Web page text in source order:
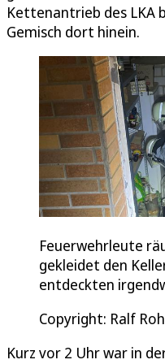
Kettenantrieb des LKA
Gemisch dort hinein.
Feuerwehrleute
gekleidet den
entdeckten
Copyright: Ralf
Kurz vor 2 Uhr war in